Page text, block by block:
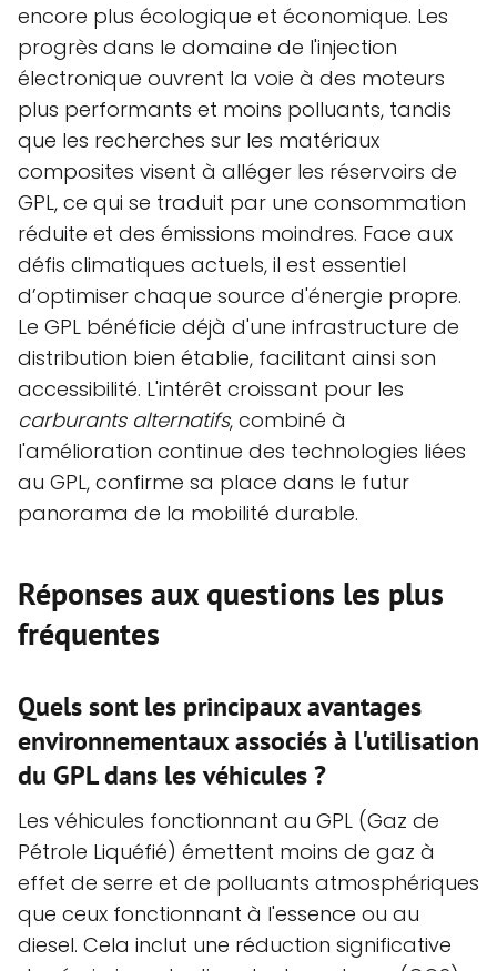
encore plus écologique et économique. Les
progrès dans le domaine de l'injection
électronique ouvrent la voie à des moteurs
plus performants et moins polluants, tandis
que les recherches sur les matériaux
composites visent à alléger les réservoirs de
GPL, ce qui se traduit par une consommation
réduite et des émissions moindres. Face aux
défis climatiques actuels, il est essentiel
d’optimiser chaque source d'énergie propre.
Le GPL bénéficie déjà d'une infrastructure de
distribution bien établie, facilitant ainsi son
accessibilité. L'intérêt croissant pour les
carburants alternatifs, combiné à
l'amélioration continue des technologies liées
au GPL, confirme sa place dans le futur
panorama de la mobilité durable.
Réponses aux questions les plus
fréquentes
Quels sont les principaux avantages
environnementaux associés à l'utilisation
du GPL dans les véhicules ?
Les véhicules fonctionnant au GPL (Gaz de
Pétrole Liquéfié) émettent moins de gaz à
effet de serre et de polluants atmosphériques
que ceux fonctionnant à l'essence ou au
diesel. Cela inclut une réduction significative